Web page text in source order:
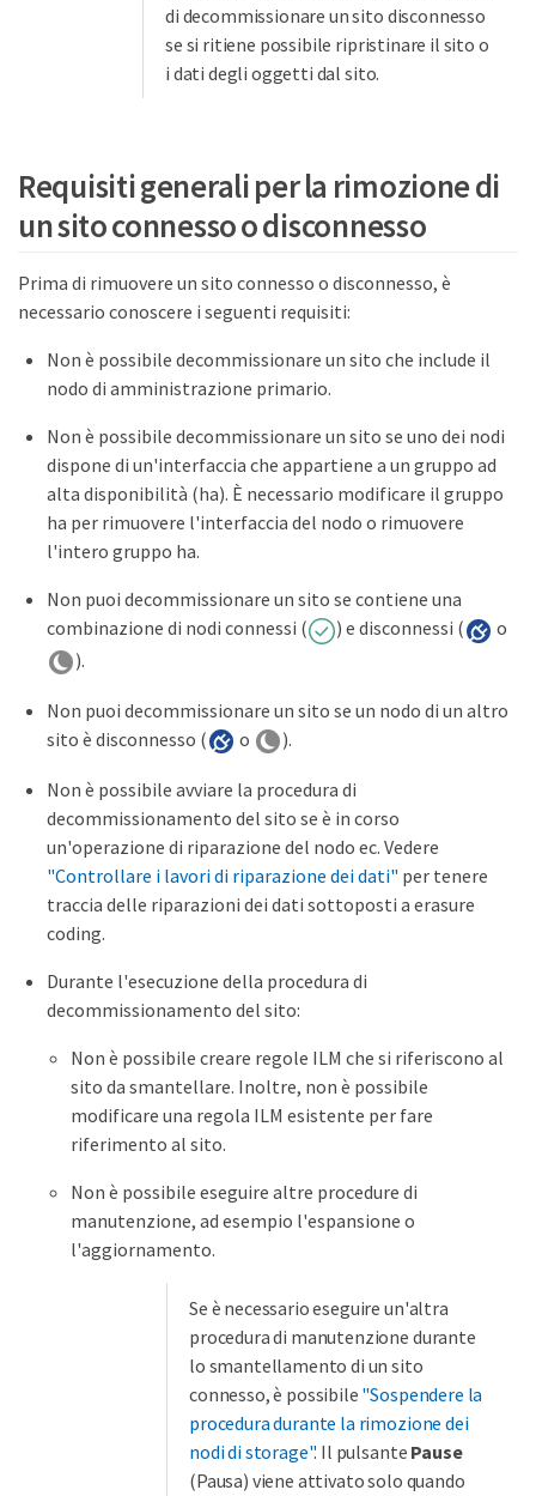
di decommissionare un sito disconnesso
se si ritiene possibile ripristinare il sito o
i dati degli oggetti dal sito.
Requisiti generali per la rimozione di
un sito connesso o disconnesso
Prima di rimuovere un sito connesso o disconnesso, è
necessario conoscere i seguenti requisiti:
Non è possibile decommissionare un sito che include il
nodo di amministrazione primario.
Non è possibile decommissionare un sito se uno dei nodi
dispone di un'interfaccia che appartiene a un gruppo ad
alta disponibilità (ha). È necessario modificare il gruppo
ha per rimuovere l'interfaccia del nodo o rimuovere
l'intero gruppo ha.
Non puoi decommissionare un sito se contiene una
combinazione di nodi connessi (
) e disconnessi (
o
).
Non puoi decommissionare un sito se un nodo di un altro
sito è disconnesso (
o ).
Non è possibile avviare la procedura di
decommissionamento del sito se è in corso
un'operazione di riparazione del nodo ec. Vedere
"Controllare i lavori di riparazione dei dati" per tenere
traccia delle riparazioni dei dati sottoposti a erasure
coding.
Durante l'esecuzione della procedura di
decommissionamento del sito:
Non è possibile creare regole ILM che si riferiscono al
sito da smantellare. Inoltre, non è possibile
modificare una regola ILM esistente per fare
riferimento al sito.
Non è possibile eseguire altre procedure di
manutenzione, ad esempio l'espansione o
l'aggiornamento.
Se è necessario eseguire un'altra
procedura di manutenzione durante
lo smantellamento di un sito
connesso, è possibile "Sospendere la
procedura durante la rimozione dei
nodi di storage". Il pulsante Pause
(Pausa) viene attivato solo quando